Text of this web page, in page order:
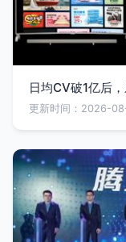
日均CV破1亿后
更新时间：2026-